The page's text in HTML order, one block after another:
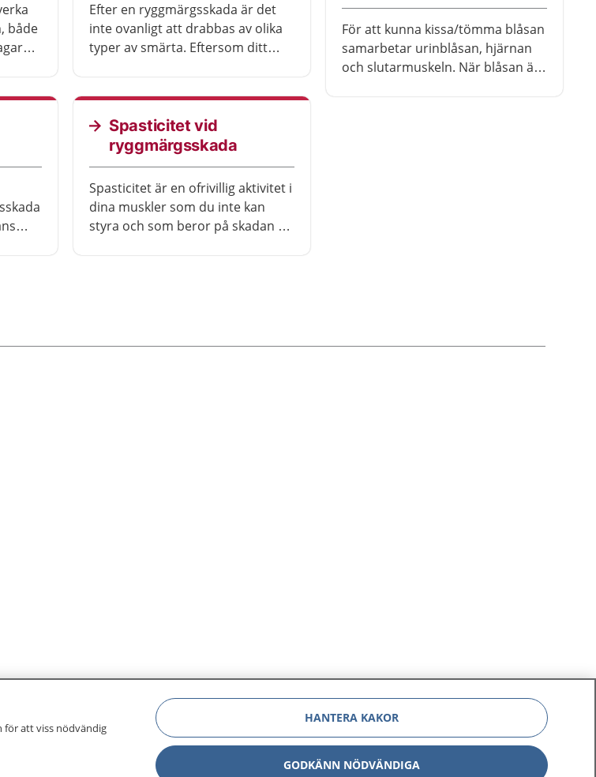
både
Efter en ryggmärgsskada är det
inte ovanligt att drabbas av olika
typer av smärta. Eftersom ditt
kroppen påtala smärta på olika
sätt. Du måste vara observant på
andra typer av signaler från
svettningar, ökad spasticitet och
autonomdysreflexi då dessa bland
annat kan orsakas av smärta.
Spasticitet vid
ryggmärgsskada
Spasticitet är en ofrivillig aktivitet i
dina muskler som du inte kan
styra och som beror på skadan på
För att kunna kissa/tömma blåsan
samarbetar urinblåsan, hjärnan
och slutarmuskeln. När blåsan är
för att viss nödvändig
HANTERA KAKOR
GODKÄNN NÖDVÄNDIGA